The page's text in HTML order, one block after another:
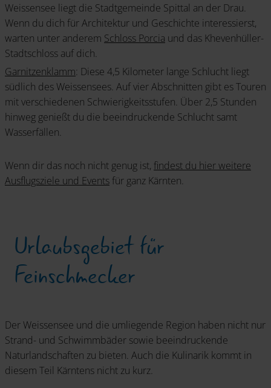
Weissensee liegt die Stadtgemeinde Spittal an der Drau.
Wenn du dich für Architektur und Geschichte interessierst,
warten unter anderem Schloss Porcia und das Khevenhüller-
Stadtschloss auf dich.
Garnitzenklamm: Diese 4,5 Kilometer lange Schlucht liegt
südlich des Weissensees. Auf vier Abschnitten gibt es Touren
mit verschiedenen Schwierigkeitsstufen. Über 2,5 Stunden
hinweg genießt du die beeindruckende Schlucht samt
Wasserfällen.
Wenn dir das noch nicht genug ist, findest du hier weitere
Ausflugsziele und Eventsfür ganz Kärnten.
Urlaubsgebiet für
Feinschmecker
Der Weissensee und die umliegende Region haben nicht nur
Strand- und Schwimmbäder sowie beeindruckende
Naturlandschaften zu bieten. Auch die Kulinarik kommt in
diesem Teil Kärntens nicht zu kurz.